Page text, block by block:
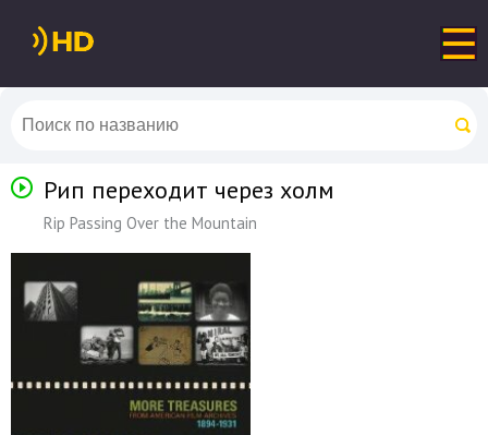
Рип переходит через холм
Rip Passing Over the Mountain